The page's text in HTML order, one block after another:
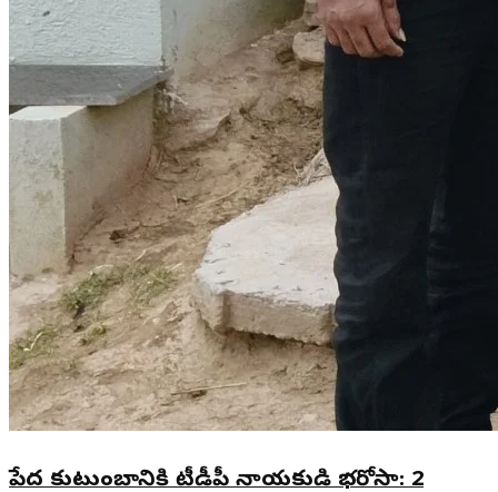
డంింగడతించంోిటేటదంద
0